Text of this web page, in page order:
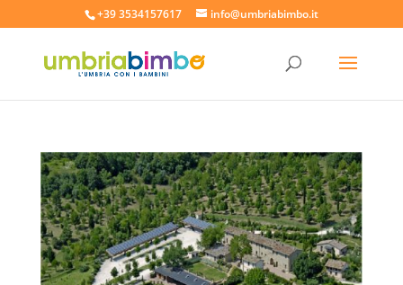
+39 3534157617 info@umbriabimbo.it